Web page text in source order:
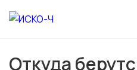
Откуда